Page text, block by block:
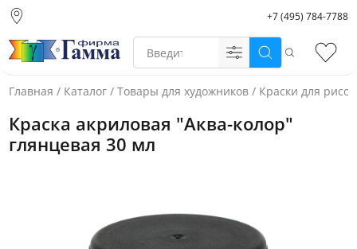
склад)
Санкт-Петербург
Екатеринбург
+7 (495) 784-7788
Поиск
Главная / Каталог / Товары для художников / Краски для
Краска акриловая "Аква-колор"
глянцевая 30 мл